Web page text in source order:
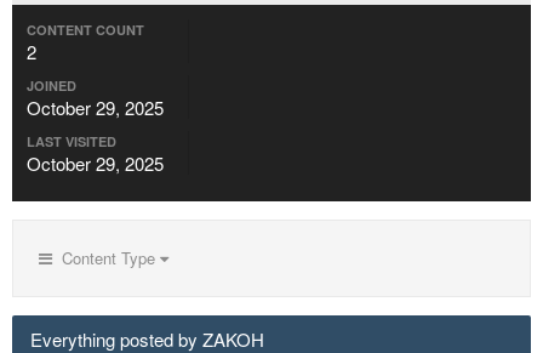
CONTENT COUNT
2
JOINED
October 29, 2025
LAST VISITED
October 29, 2025
Content Type
Everything posted by ZAKOH